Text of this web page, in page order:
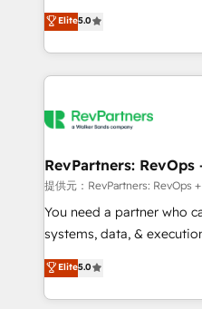
management, systems
solutions that deliver
transform brand experiences As one of the
service creative
winning design to build
marketing campaigns, &
fuel long-term success We connect the entire
customer lifecycle
ensure long-term
and service to drive sustainable
HubSpot accreditations
Elite5.0
RevPartners: RevOps
提供元：RevPartners: RevOps
You need a partner who
systems, data, & execution
bridge the gap where
combining GTM strategy
solve the right problem with
Elite5.0